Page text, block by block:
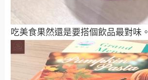
吃美食果然還是要搭個飲品最對味。